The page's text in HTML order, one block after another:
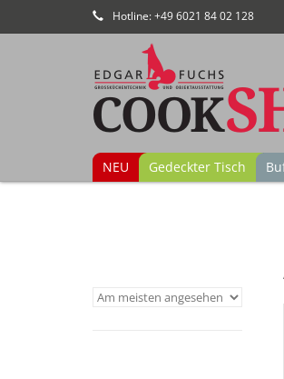
Hotline: +49 6021 84 02 128
NEU Gedeckter Tisch